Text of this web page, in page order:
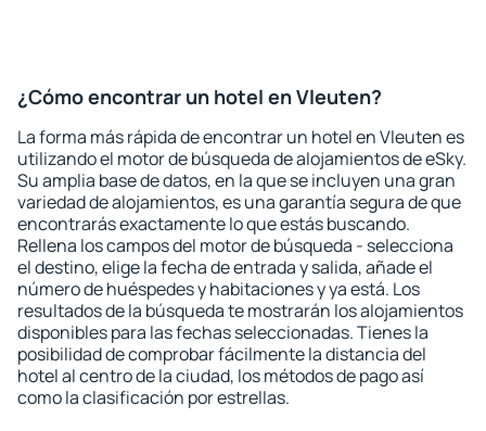
¿Cómo encontrar un hotel en Vleuten?
La forma más rápida de encontrar un hotel en Vleuten es
utilizando el motor de búsqueda de alojamientos de eSky.
Su amplia base de datos, en la que se incluyen una gran
variedad de alojamientos, es una garantía segura de que
encontrarás exactamente lo que estás buscando.
Rellena los campos del motor de búsqueda - selecciona
el destino, elige la fecha de entrada y salida, añade el
número de huéspedes y habitaciones y ya está. Los
resultados de la búsqueda te mostrarán los alojamientos
disponibles para las fechas seleccionadas. Tienes la
posibilidad de comprobar fácilmente la distancia del
hotel al centro de la ciudad, los métodos de pago así
como la clasificación por estrellas.